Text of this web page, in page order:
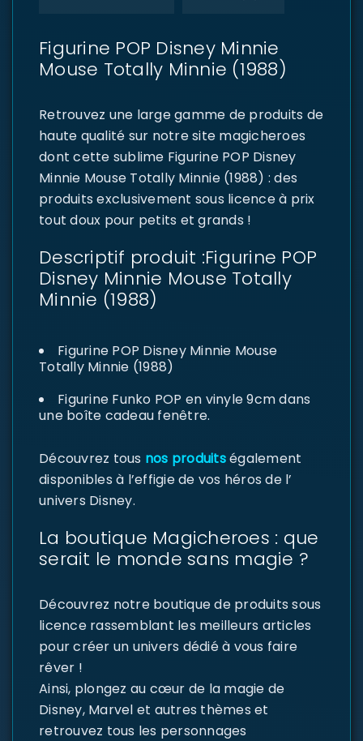
Figurine POP Disney Minnie
Mouse Totally Minnie (1988)
Retrouvez une large gamme de produits de
haute qualité sur notre site magicheroes
dont cette sublime Figurine POP Disney
Minnie Mouse Totally Minnie (1988) : des
produits exclusivement sous licence à prix
tout doux pour petits et grands !
Descriptif produit :Figurine POP
Disney Minnie Mouse Totally
Minnie (1988)
Figurine POP Disney Minnie Mouse
Totally Minnie (1988)
Figurine Funko POP en vinyle 9cm dans
une boîte cadeau fenêtre.
Découvrez tous nos produitségalement
disponibles à l’effigie de vos héros de l’
univers Disney.
La boutique Magicheroes : que
serait le monde sans magie ?
Découvrez notre boutique de produits sous
licence rassemblant les meilleurs articles
pour créer un univers dédié à vous faire
rêver !
Ainsi, plongez au cœur de la magie de
Disney, Marvel et autres thèmes et
retrouvez tous les personnages